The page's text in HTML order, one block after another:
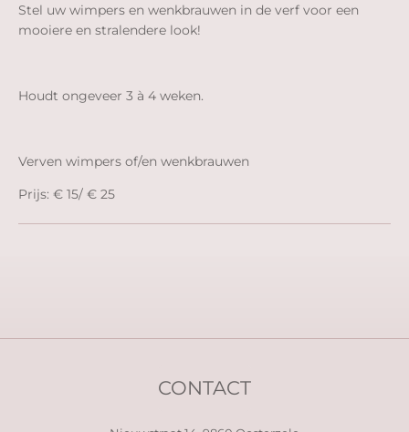
Stel uw wimpers en wenkbrauwen in de verf voor een
mooiere en stralendere look!
Houdt ongeveer 3 à 4 weken.
Verven wimpers of/en wenkbrauwen
Prijs: € 15/ € 25
CONTACT